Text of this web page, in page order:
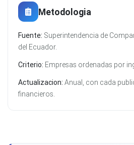
Metodologia
Fuente: Superintendencia de
del Ecuador.
Criterio: Empresas ordenadas por
Actualizacion: Anual, con cada
financieros.